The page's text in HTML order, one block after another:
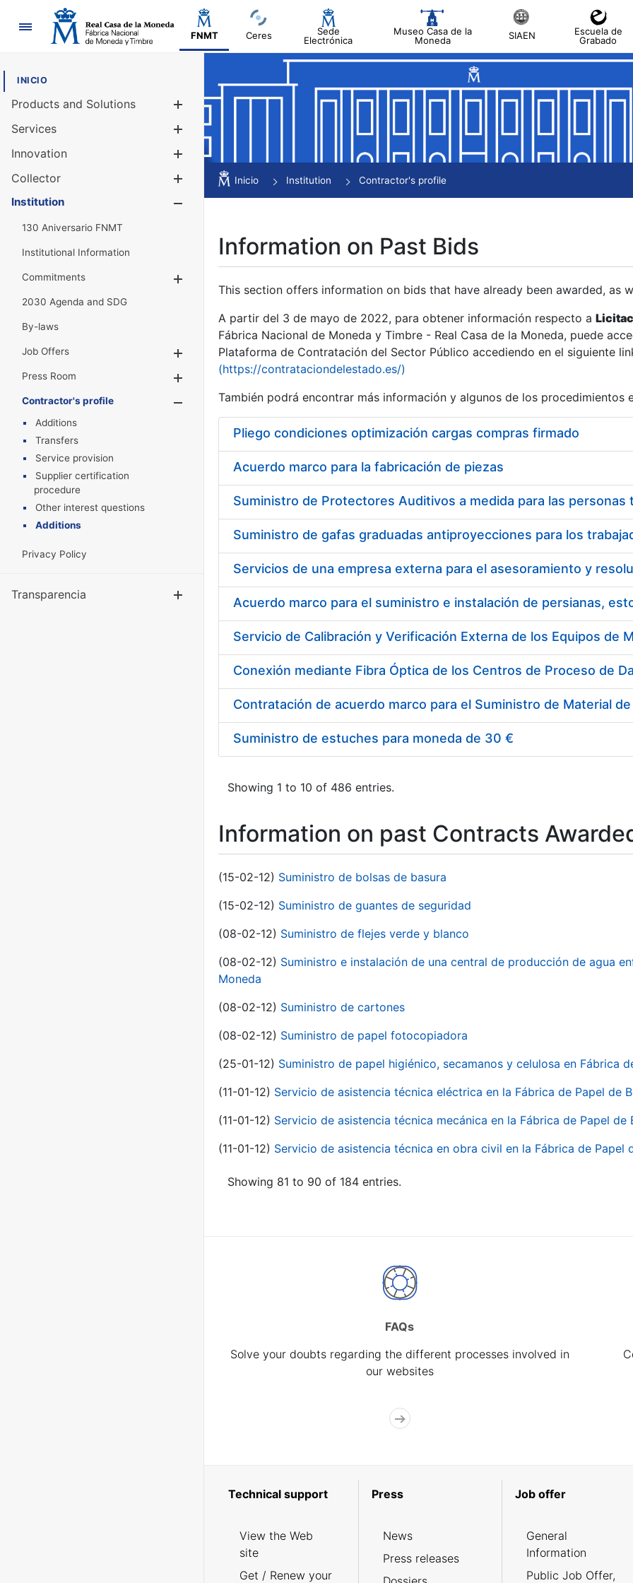
Navigation
FNMT Ceres
Sede
Electrónica
Museo Casa de la
Moneda
SIAEN
Escuela de
Grabado
INICIO
Products and Solutions
Services
Innovation
Collector
Show/Hide
Institution
130 Aniversario FNMT
Institutional Information
Commitments
2030 Agenda and SDG
By-laws
Job Offers
Show/Hide
Press Room
Show/Hide
Contractor's profile
Show/Hide
Additions
Transfers
Service provision
Supplier certification
procedure
Other interest questions
Additions
Privacy Policy
Transparencia Show/Hide
Inicio Institution Contractor's profile
Information on Past Bids
This section offers information on bids that have already been awarded, as
A partir del 3 de mayo de 2022, para obtener información respecto a
Fábrica Nacional de Moneda y Timbre - Real Casa de la Moneda, puede
Plataforma de Contratación del Sector Público accediendo en el siguiente
(https://contrataciondelestado.es/)
También podrá encontrar más información y algunos de los procedimientos
Pliego condiciones optimización cargas compras firmado
Acuerdo marco para la fabricación de piezas
Acuerdo marco para el suministro e instalación de persianas,
Suministro de estuches para moneda de 30 €
Showing 1 to 10 of 486 entries.
Information on past Contracts
(15-02-12) Suministro de bolsas de basura
(15-02-12) Suministro de guantes de seguridad
(08-02-12) Suministro de flejes verde y blanco
(08-02-12) Suministro e instalación de una central de producción de agua
Moneda
(08-02-12) Suministro de cartones
(08-02-12) Suministro de papel fotocopiadora
(25-01-12) Suministro de papel higiénico, secamanos y celulosa en Fábrica
(11-01-12) Servicio de asistencia técnica eléctrica en la Fábrica de Papel de
(11-01-12) Servicio de asistencia técnica mecánica en la Fábrica de Papel de
(11-01-12) Servicio de asistencia técnica en obra civil en la Fábrica de Papel
Showing 81 to 90 of 184 entries.
FAQs
Solve your doubts regarding the different processes involved in
our websites
Technical support
View the Web
site
Get / Renew your
Press
News
Press releases
Job offer
General
Information
Public Job Offer,